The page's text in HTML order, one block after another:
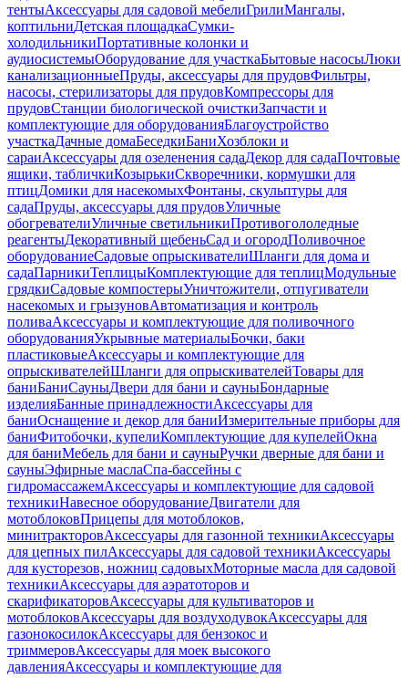
тентыАксессуары для садовой мебелиГрилиМангалы,
коптильниДетская площадкаСумки-
холодильникиПортативные колонки и
аудиосистемыОборудование для участкаБытовые насосыЛюки
канализационныеПруды, аксессуары для прудовФильтры,
насосы, стерилизаторы для прудовКомпрессоры для
прудовСтанции биологической очисткиЗапчасти и
комплектующие для оборудованияБлагоустройство
участкаДачные домаБеседкиБаниХозблоки и
сараиАксессуары для озеленения садаДекор для садаПочтовые
ящики, табличкиКозырькиСкворечники, кормушки для
птицДомики для насекомыхФонтаны, скульптуры для
садаПруды, аксессуары для прудовУличные
обогревателиУличные светильникиПротивогололедные
реагентыДекоративный щебеньСад и огородПоливочное
оборудованиеСадовые опрыскивателиШланги для дома и
садаПарникиТеплицыКомплектующие для теплицМодульные
грядкиСадовые компостерыУничтожители, отпугиватели
насекомых и грызуновАвтоматизация и контроль
поливаАксессуары и комплектующие для поливочного
оборудованияУкрывные материалыБочки, баки
пластиковыеАксессуары и комплектующие для
опрыскивателейШланги для опрыскивателейТовары для
баниБаниСауныДвери для бани и сауныБондарные
изделияБанные принадлежностиАксессуары для
баниОснащение и декор для баниИзмерительные приборы для
баниФитобочки, купелиКомплектующие для купелейОкна
для баниМебель для бани и сауныРучки дверные для бани и
сауныЭфирные маслаСпа-бассейны с
гидромассажемАксессуары и комплектующие для садовой
техникиНавесное оборудованиеДвигатели для
мотоблоковПрицепы для мотоблоков,
минитракторовАксессуары для газонной техникиАксессуары
для цепных пилАксессуары для садовой техникиАксессуары
для кусторезов, ножниц садовыхМоторные масла для садовой
техникиАксессуары для аэратоторов и
скарификаторовАксессуары для культиваторов и
мотоблоковАксессуары для воздуходувокАксессуары для
газонокосилокАксессуары для бензокос и
триммеровАксессуары для моек высокого
давленияАксессуары и комплектующие для